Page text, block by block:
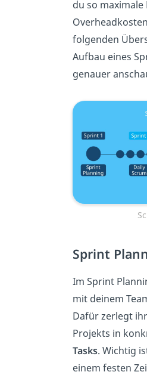
du so maximale
folgenden
Aufbau eines
genauer
Sprint
Im Sprint
mit deinem
Dafür zerlegt
Projekts in
Tasks. Wichtig
einem festen